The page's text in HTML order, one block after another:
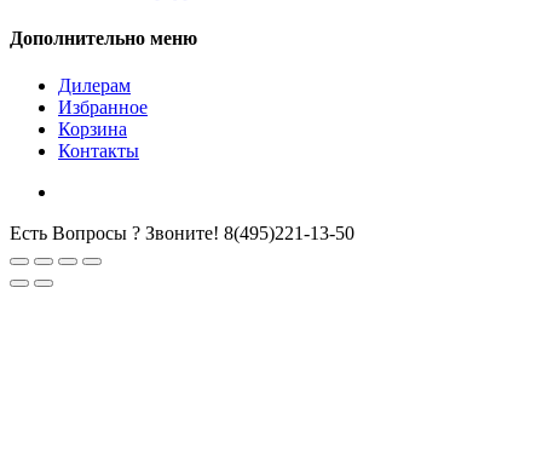
Дополнительно меню
Дилерам
Избранное
Корзина
Контакты
Есть Вопросы ? Звоните! 8(495)221-13-50